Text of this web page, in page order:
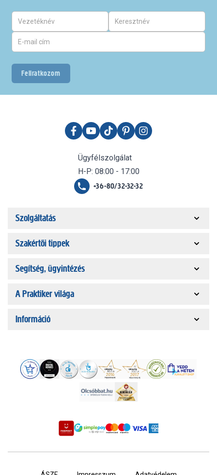
Feliratkozom
Ügyfélszolgálat
H-P: 08:00 - 17:00
+36-80/32-32-32
Szolgáltatás
Szakértői tippek
Segítség, ügyintézés
A Praktiker világa
Információ